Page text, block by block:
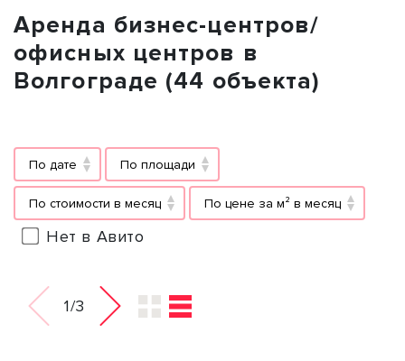
Аренда бизнес-центров/
офисных центров в
Волгограде (44 объекта)
По дате По площади
По стоимости в месяц По цене за м² в месяц
Нет в Авито
1/3